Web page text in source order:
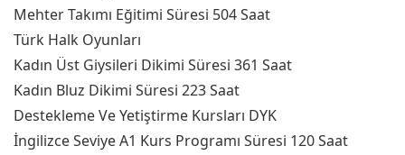
Mehter Takımı Eğitimi Süresi 504 Saat
Türk Halk Oyunları
Kadın Üst Giysileri Dikimi Süresi 361 Saat
Kadın Bluz Dikimi Süresi 223 Saat
Destekleme Ve Yetiştirme Kursları DYK
İngilizce Seviye A1 Kurs Programı Süresi 120 Saat